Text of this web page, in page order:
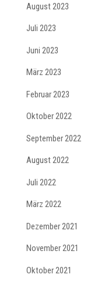
August 2023
Juli 2023
Juni 2023
März 2023
Februar 2023
Oktober 2022
September 2022
August 2022
Juli 2022
März 2022
Dezember 2021
November 2021
Oktober 2021